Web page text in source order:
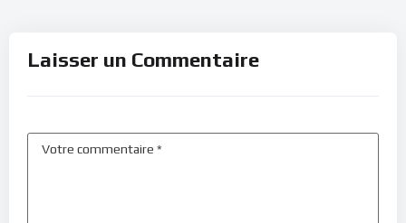
Laisser un Commentaire